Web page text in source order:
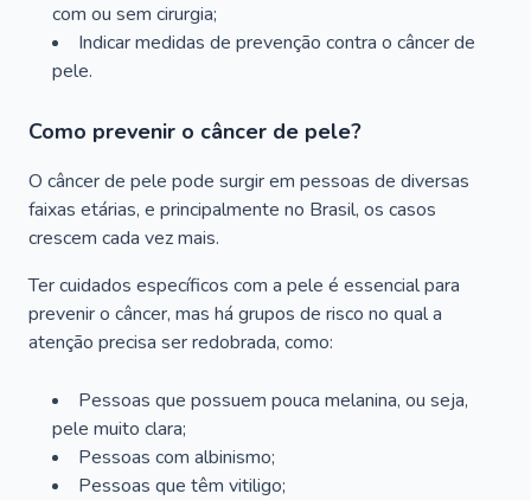
com ou sem cirurgia;
Indicar medidas de prevenção contra o câncer de
pele.
Como prevenir o câncer de pele?
O câncer de pele pode surgir em pessoas de diversas
faixas etárias, e principalmente no Brasil, os casos
crescem cada vez mais.
Ter cuidados específicos com a pele é essencial para
prevenir o câncer, mas há grupos de risco no qual a
atenção precisa ser redobrada, como:
Pessoas que possuem pouca melanina, ou seja,
pele muito clara;
Pessoas com albinismo;
Pessoas que têm vitiligo;